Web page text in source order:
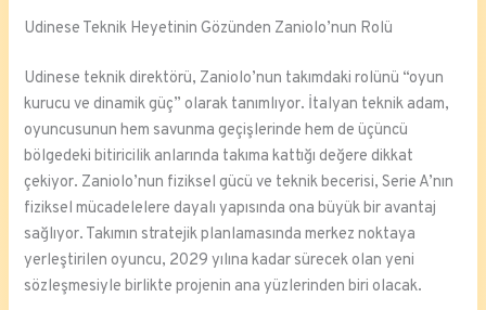
Udinese Teknik Heyetinin Gözünden Zaniolo’nun Rolü
Udinese teknik direktörü, Zaniolo’nun takımdaki rolünü “oyun
kurucu ve dinamik güç” olarak tanımlıyor. İtalyan teknik adam,
oyuncusunun hem savunma geçişlerinde hem de üçüncü
bölgedeki bitiricilik anlarında takıma kattığı değere dikkat
çekiyor. Zaniolo’nun fiziksel gücü ve teknik becerisi, Serie A’nın
fiziksel mücadelelere dayalı yapısında ona büyük bir avantaj
sağlıyor. Takımın stratejik planlamasında merkez noktaya
yerleştirilen oyuncu, 2029 yılına kadar sürecek olan yeni
sözleşmesiyle birlikte projenin ana yüzlerinden biri olacak.